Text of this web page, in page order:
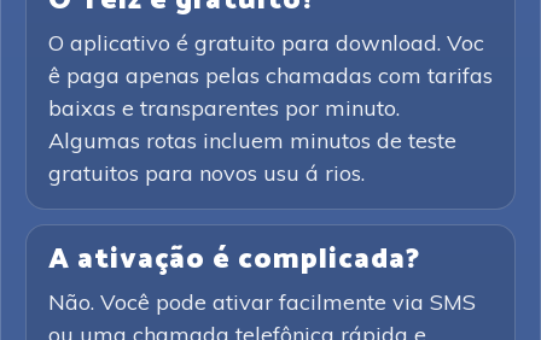
O aplicativo é gratuito para download. Voc
ê paga apenas pelas chamadas com tarifas
baixas e transparentes por minuto.
Algumas rotas incluem minutos de teste
gratuitos para novos usu á rios.
A ativação é complicada?
Não. Você pode ativar facilmente via SMS